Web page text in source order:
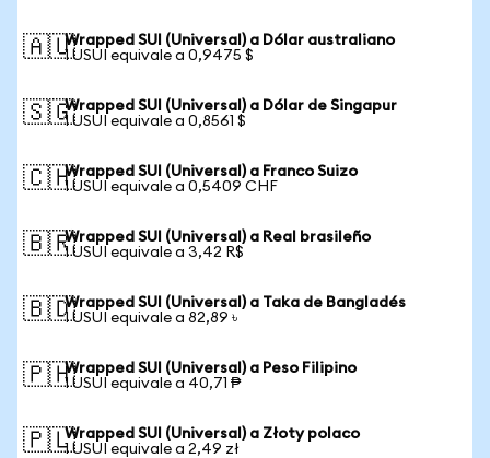
🇦🇺Wrapped SUI (Universal) a Dólar australiano
1 USUI equivale a 0,9475 $
🇸🇬Wrapped SUI (Universal) a Dólar de Singapur
1 USUI equivale a 0,8561 $
🇨🇭Wrapped SUI (Universal) a Franco Suizo
1 USUI equivale a 0,5409 CHF
🇧🇷Wrapped SUI (Universal) a Real brasileño
1 USUI equivale a 3,42 R$
🇧🇩Wrapped SUI (Universal) a Taka de Bangladés
1 USUI equivale a 82,89 ৳
🇵🇭Wrapped SUI (Universal) a Peso Filipino
1 USUI equivale a 40,71 ₱
🇵🇱Wrapped SUI (Universal) a Złoty polaco
1 USUI equivale a 2,49 zł